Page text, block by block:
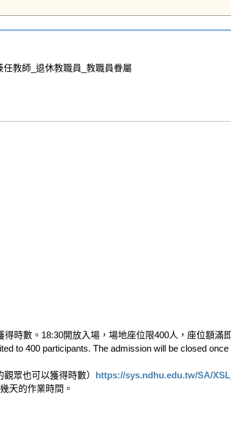
教師_退休教職員_教職員眷屬
時數。18:30開放入場，場地座位限400人，座位額滿
to 400 participants. The admission will be closed once
眾也可以獲得時數） https://sys.ndhu.edu.tw/SA/